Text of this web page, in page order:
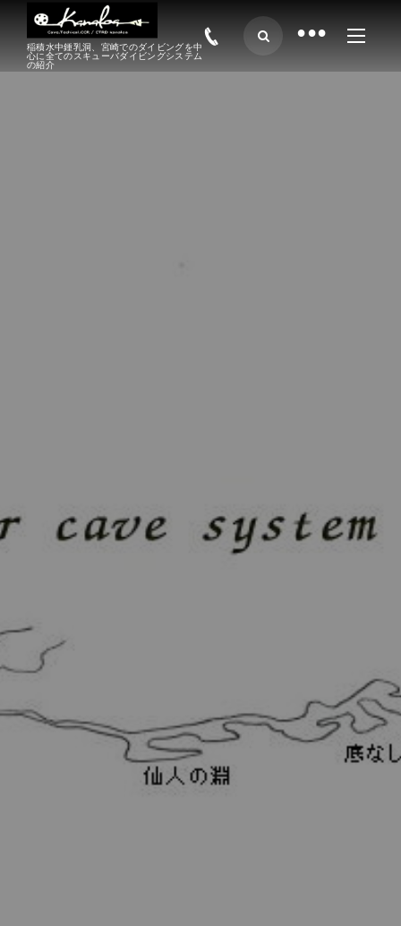
稲積水中鍾乳洞、宮崎でのダイビングを中
心に全てのスキューバダイビングシステム
の紹介
•